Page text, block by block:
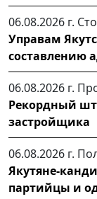
06.08.2026 г.
Управам
составлению
06.08.2026 г.
Рекордный
застройщика
06.08.2026 г.
Якутяне-
партийцы и